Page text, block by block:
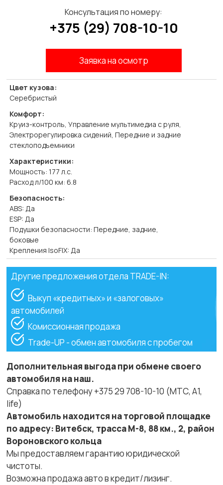
Консультация по номеру:
+375 (29) 708-10-10
Заявка на осмотр
Цвет кузова:
Серебристый
Комфорт:
Круиз-контроль, Управление мультимедиа с руля,
Электрорегулировка сидений, Передние и задние
стеклоподъемники
Характеристики:
Мощность: 177 л.с.
Расход л/100 км: 6.8
Безопасность:
ABS: Да
ESP: Да
Подушки безопасности: Передние, задние,
боковые
Крепления IsoFIX: Да
Другие предложения отдела TRADE-IN:
Выкуп «кредитных» и «залоговых»
автомобилей
Комиссионная продажа
Trade-UP - обмен автомобиля с пробегом
Дополнительная выгода при обмене своего
автомобиля на наш.
Справка по телефону +375 29 708-10-10 (МТС, A1,
life)
Автомобиль находится на торговой площадке
по адресу: Витебск, трасса М-8, 88 км., 2, район
Вороновского кольца
Мы предоставляем гарантию юридической
чистоты.
Возможна продажа авто в кредит/лизинг.